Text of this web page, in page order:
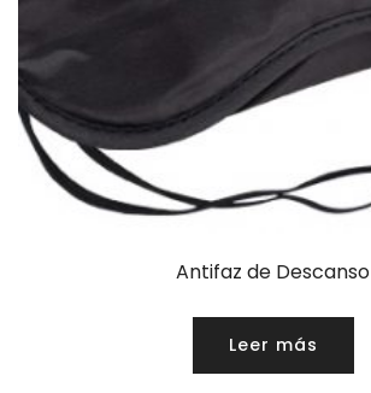
Antifaz de Descanso
Leer más